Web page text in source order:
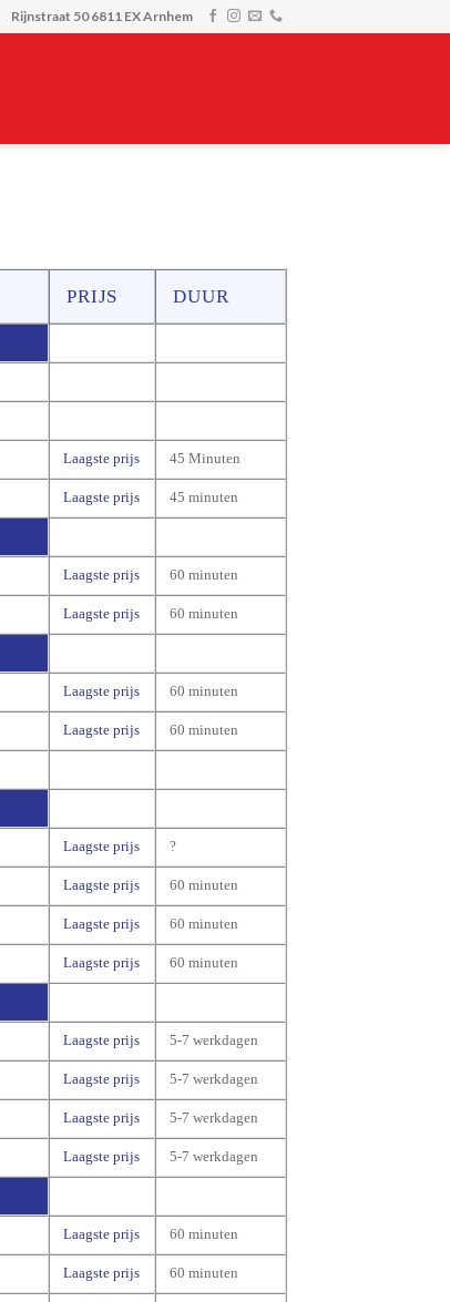
Rijnstraat 50 6811 EX Arnhem
PRIJS DUUR
Laagste prijs 45 Minuten
Laagste prijs 45 minuten
Laagste prijs 60 minuten
Laagste prijs 60 minuten
Laagste prijs 60 minuten
Laagste prijs 60 minuten
Laagste prijs ?
Laagste prijs 60 minuten
Laagste prijs 60 minuten
Laagste prijs 60 minuten
Laagste prijs 5-7 werkdagen
Laagste prijs 5-7 werkdagen
Laagste prijs 5-7 werkdagen
Laagste prijs 5-7 werkdagen
Laagste prijs 60 minuten
Laagste prijs 60 minuten